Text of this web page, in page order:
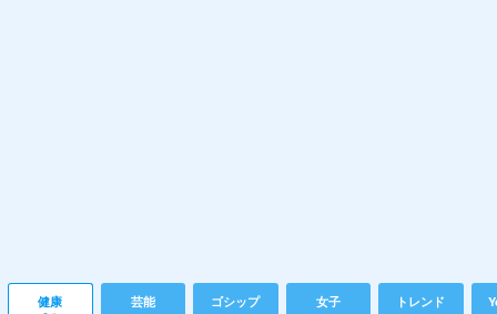
健康 芸能 ゴシップ 女子 トレンド